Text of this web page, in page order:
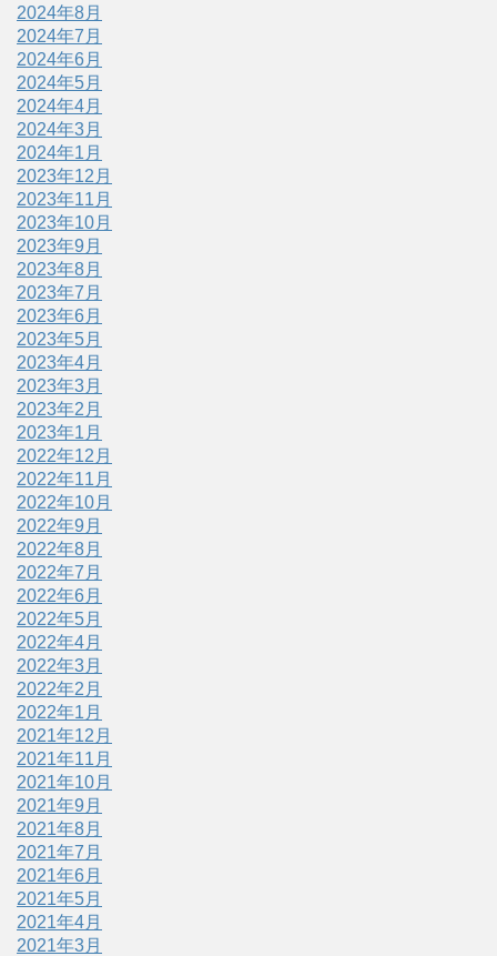
2024年8月
2024年7月
2024年6月
2024年5月
2024年4月
2024年3月
2024年1月
2023年12月
2023年11月
2023年10月
2023年9月
2023年8月
2023年7月
2023年6月
2023年5月
2023年4月
2023年3月
2023年2月
2023年1月
2022年12月
2022年11月
2022年10月
2022年9月
2022年8月
2022年7月
2022年6月
2022年5月
2022年4月
2022年3月
2022年2月
2022年1月
2021年12月
2021年11月
2021年10月
2021年9月
2021年8月
2021年7月
2021年6月
2021年5月
2021年4月
2021年3月